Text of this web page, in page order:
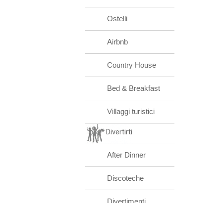
Ostelli
Airbnb
Country House
Bed & Breakfast
Villaggi turistici
Divertirti
After Dinner
Discoteche
Divertimenti